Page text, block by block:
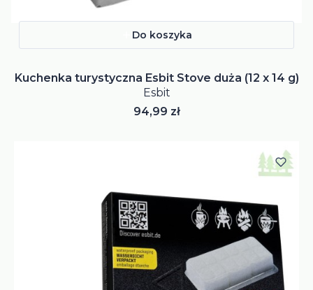
Do koszyka
Kuchenka turystyczna Esbit Stove duża (12 x 14 g)
Esbit
Cena
94,99 zł